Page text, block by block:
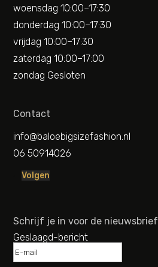
woensdag 10:00–17:30
donderdag 10:00–17:30
vrijdag 10:00–17:30
zaterdag 10:00–17:00
zondag Gesloten
Contact
info@baloebigsizefashion.nl
06 50914026
Volgen
Schrijf je in voor de nieuwsbrief
Geslaagd-bericht